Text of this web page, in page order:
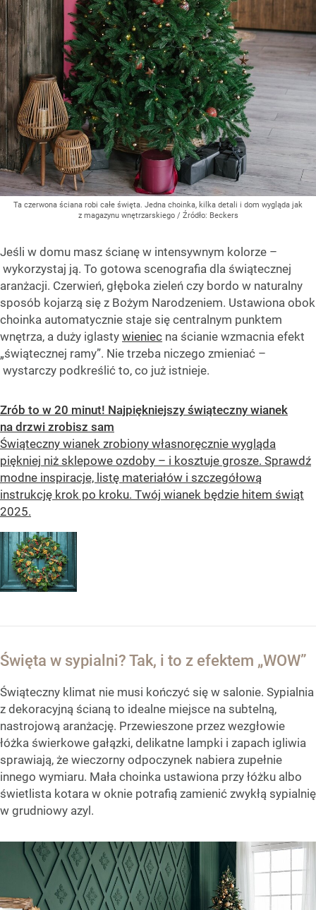
Ta czerwona ściana robi całe święta. Jedna choinka, kilka detali i dom wygląda jak
z magazynu wnętrzarskiego / Źródło: Beckers
Jeśli w domu masz ścianę w intensywnym kolorze –
wykorzystaj ją. To gotowa scenografia dla świątecznej
aranżacji. Czerwień, głęboka zieleń czy bordo w naturalny
sposób kojarzą się z Bożym Narodzeniem. Ustawiona obok
choinka automatycznie staje się centralnym punktem
wnętrza, a duży iglasty wieniec na ścianie wzmacnia efekt
„świątecznej ramy”. Nie trzeba niczego zmieniać –
wystarczy podkreślić to, co już istnieje.
Zrób to w 20 minut! Najpiękniejszy świąteczny wianek
na drzwi zrobisz sam
Świąteczny wianek zrobiony własnoręcznie wygląda
piękniej niż sklepowe ozdoby – i kosztuje grosze. Sprawdź
modne inspiracje, listę materiałów i szczegółową
instrukcję krok po kroku. Twój wianek będzie hitem świąt
2025.
Święta w sypialni? Tak, i to z efektem „WOW”
Świąteczny klimat nie musi kończyć się w salonie. Sypialnia
z dekoracyjną ścianą to idealne miejsce na subtelną,
nastrojową aranżację. Przewieszone przez wezgłowie
łóżka świerkowe gałązki, delikatne lampki i zapach igliwia
sprawiają, że wieczorny odpoczynek nabiera zupełnie
innego wymiaru. Mała choinka ustawiona przy łóżku albo
świetlista kotara w oknie potrafią zamienić zwykłą sypialnię
w grudniowy azyl.